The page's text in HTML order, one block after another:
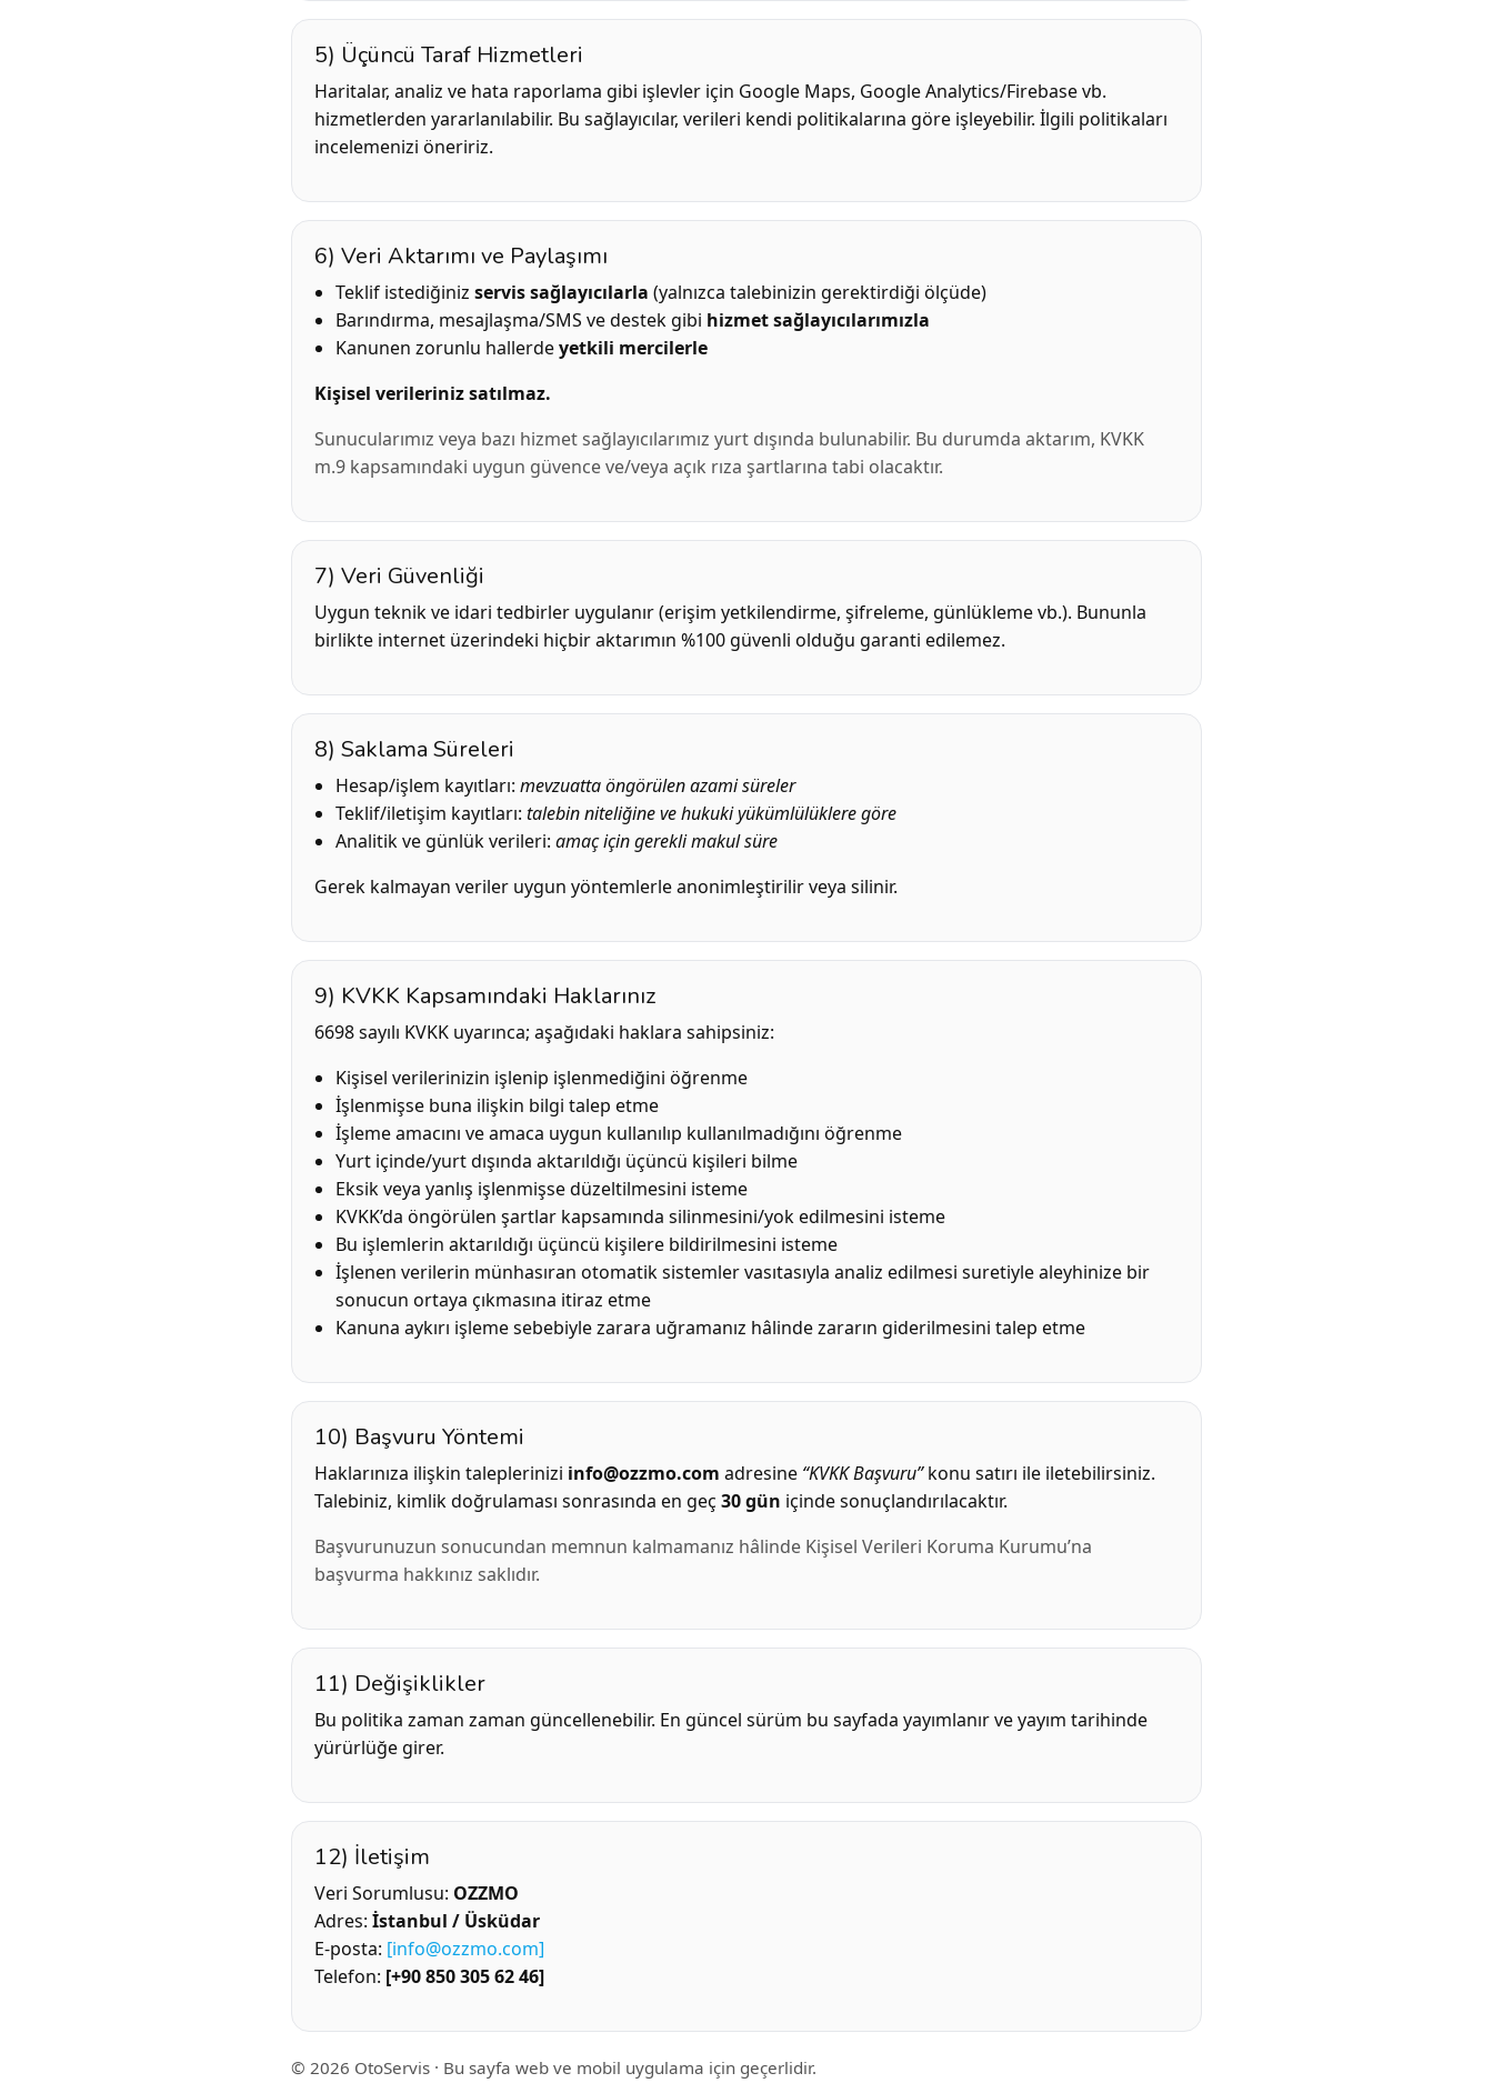
5) Üçüncü Taraf Hizmetleri
Haritalar, analiz ve hata raporlama gibi işlevler için Google Maps, Google Analytics/Firebase vb.
hizmetlerden yararlanılabilir. Bu sağlayıcılar, verileri kendi politikalarına göre işleyebilir. İlgili politikaları
incelemenizi öneririz.
6) Veri Aktarımı ve Paylaşımı
Teklif istediğinizservis sağlayıcılarla (yalnızca talebinizin gerektirdiği ölçüde)
Barındırma, mesajlaşma/SMS ve destek gibi hizmet sağlayıcılarımızla
Kanunen zorunlu hallerdeyetkili mercilerle
Kişisel verileriniz satılmaz.
Sunucularımız veya bazı hizmet sağlayıcılarımız yurt dışında bulunabilir. Bu durumda aktarım, KVKK
m.9 kapsamındaki uygun güvence ve/veya açık rıza şartlarına tabi olacaktır.
7) Veri Güvenliği
Uygun teknik ve idari tedbirler uygulanır (erişim yetkilendirme, şifreleme, günlükleme vb.). Bununla
birlikte internet üzerindeki hiçbir aktarımın %100 güvenli olduğu garanti edilemez.
8) Saklama Süreleri
Hesap/işlem kayıtları:mevzuatta öngörülen azami süreler
Teklif/iletişim kayıtları:talebin niteliğine ve hukuki yükümlülüklere göre
Analitik ve günlük verileri:amaç için gerekli makul süre
Gerek kalmayan veriler uygun yöntemlerle anonimleştirilir veya silinir.
9) KVKK Kapsamındaki Haklarınız
6698 sayılı KVKK uyarınca; aşağıdaki haklara sahipsiniz:
Kişisel verilerinizin işlenip işlenmediğini öğrenme
İşlenmişse buna ilişkin bilgi talep etme
İşleme amacını ve amaca uygun kullanılıp kullanılmadığını öğrenme
Yurt içinde/yurt dışında aktarıldığı üçüncü kişileri bilme
Eksik veya yanlış işlenmişse düzeltilmesini isteme
KVKK’da öngörülen şartlar kapsamında silinmesini/yok edilmesini isteme
Bu işlemlerin aktarıldığı üçüncü kişilere bildirilmesini isteme
İşlenen verilerin münhasıran otomatik sistemler vasıtasıyla analiz edilmesi suretiyle aleyhinize bir
sonucun ortaya çıkmasına itiraz etme
Kanuna aykırı işleme sebebiyle zarara uğramanız hâlinde zararın giderilmesini talep etme
10) Başvuru Yöntemi
Haklarınıza ilişkin taleplerinizi info@ozzmo.com adresine “KVKK Başvuru”konu satırı ile iletebilirsiniz.
Talebiniz, kimlik doğrulaması sonrasında en geç 30 gün içinde sonuçlandırılacaktır.
Başvurunuzun sonucundan memnun kalmamanız hâlinde Kişisel Verileri Koruma Kurumu’na
başvurma hakkınız saklıdır.
11) Değişiklikler
Bu politika zaman zaman güncellenebilir. En güncel sürüm bu sayfada yayımlanır ve yayım tarihinde
yürürlüğe girer.
12) İletişim
Veri Sorumlusu: OZZMO
Adres: İstanbul / Üsküdar
E-posta: [info@ozzmo.com]
Telefon: [+90 850 305 62 46]
© 2026 OtoServis · Bu sayfa web ve mobil uygulama için geçerlidir.